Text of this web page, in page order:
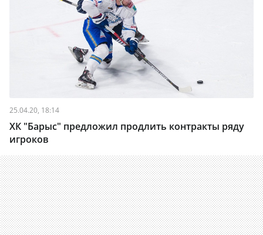
25.04.20, 18:14
ХК "Барыс" предложил продлить контракты ряду
игроков